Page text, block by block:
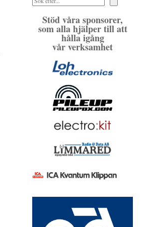
Stöd våra sponsorer,
som alla hjälper till att
hålla igång
vår verksamhet